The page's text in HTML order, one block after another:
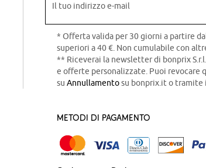
Il tuo indirizzo e-mail
* Offerta valida per 30 giorni a partire
superiori a 40 €. Non cumulabile con
** Riceverai la newsletter di bonprix
e offerte personalizzate. Puoi revocare
su Annullamentosu bonprix.it o tramite
Metodi di pagamento